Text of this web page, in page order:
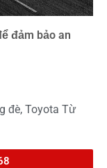
đảm bảo an
đè, Toyota Từ